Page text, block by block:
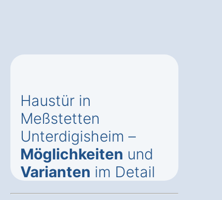
Haustür in
Meßstetten
Unterdigisheim –
Möglichkeiten und
Varianten im Detail